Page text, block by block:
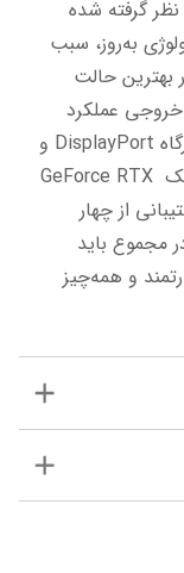
یک درگاه HDMI سبب شده تا کارت گرافیک GeForce RTX